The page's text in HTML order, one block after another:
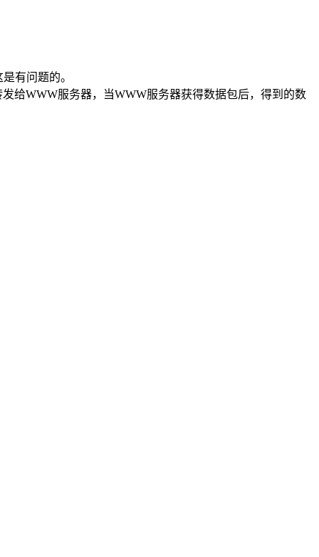
有问题的。
给WWW服务器，当WWW服务器获得数据包后，得到的数